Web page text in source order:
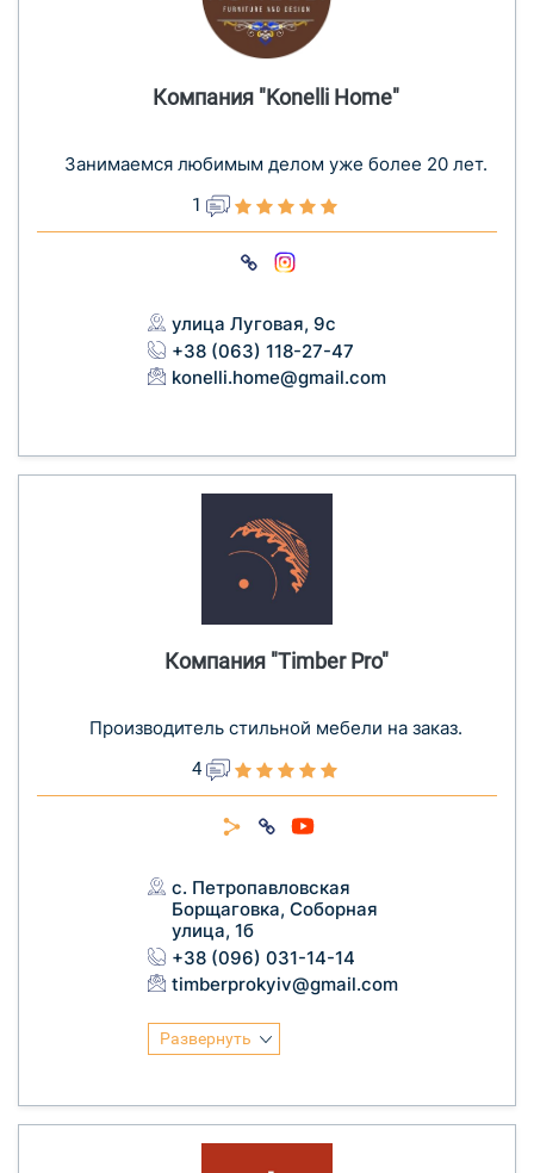
Компания "Konelli Home"
Занимаемся любимым делом уже более 20 лет.
1
улица Луговая, 9с
+38 (063) 118-27-47
konelli.home@gmail.com
Компания "Timber Pro"
Производитель стильной мебели на заказ.
4
с. Петропавловская
Борщаговка, Соборная
улица, 1б
+38 (096) 031-14-14
timberprokyiv@gmail.com
Развернуть